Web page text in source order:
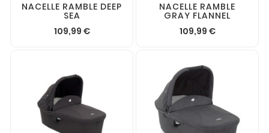
NACELLE RAMBLE DEEP
SEA
109,99 €
NACELLE RAMBLE
GRAY FLANNEL
109,99 €